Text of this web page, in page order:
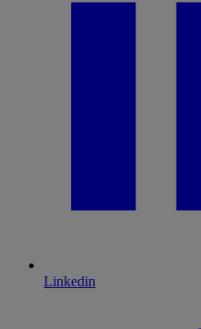
Linkedin